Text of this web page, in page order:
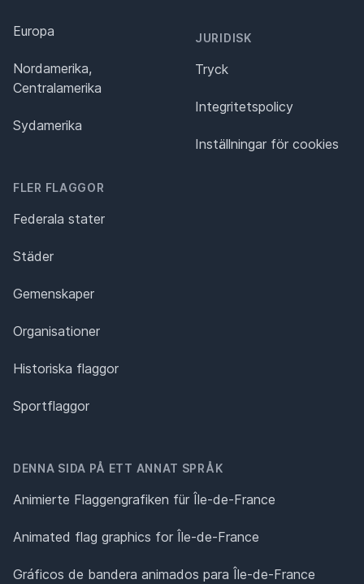
Europa
Nordamerika,
Centralamerika
Sydamerika
FLER FLAGGOR
Federala stater
Städer
Gemenskaper
Organisationer
Historiska flaggor
Sportflaggor
JURIDISK
Tryck
Integritetspolicy
Inställningar för cookies
DENNA SIDA PÅ ETT ANNAT SPRÅK
Animierte Flaggengrafiken für Île-de-France
Animated flag graphics for Île-de-France
Gráficos de bandera animados para Île-de-France